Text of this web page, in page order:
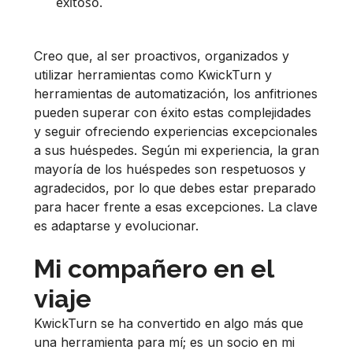
Creo que, al ser proactivos, organizados y
utilizar herramientas como KwickTurn y
herramientas de automatización, los anfitriones
pueden superar con éxito estas complejidades
y seguir ofreciendo experiencias excepcionales
a sus huéspedes. Según mi experiencia, la gran
mayoría de los huéspedes son respetuosos y
agradecidos, por lo que debes estar preparado
para hacer frente a esas excepciones. La clave
es adaptarse y evolucionar.
Mi compañero en el
viaje
KwickTurn se ha convertido en algo más que
una herramienta para mí; es un socio en mi